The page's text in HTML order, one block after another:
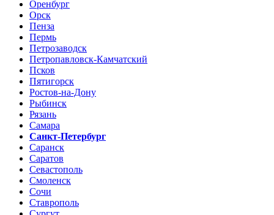
Оренбург
Орск
Пенза
Пермь
Петрозаводск
Петропавловск-Камчатский
Псков
Пятигорск
Ростов-на-Дону
Рыбинск
Рязань
Самара
Санкт-Петербург
Саранск
Саратов
Севастополь
Смоленск
Сочи
Ставрополь